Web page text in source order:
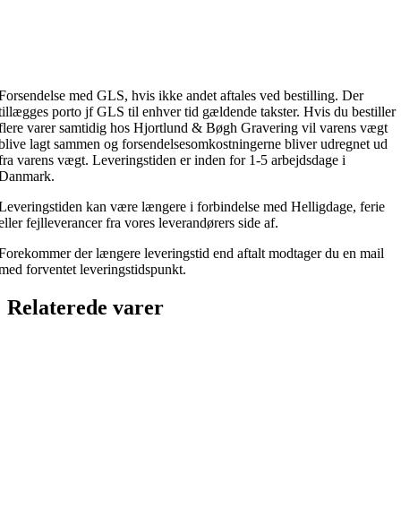
med GLS, hvis ikke andet aftales ved bestilling. Der
porto jf GLS til enhver tid gældende takster. Hvis du bestiller
varer samtidig hos Hjortlund & Bøgh Gravering vil varens vægt
lagt sammen og forsendelsesomkostningerne bliver udregnet ud
varens vægt. Leveringstiden er inden for 1-5 arbejdsdage i
kan være længere i forbindelse med Helligdage, ferie
fejlleverancer fra vores leverandørers side af.
der længere leveringstid end aftalt modtager du en mail
forventet leveringstidspunkt.
Relaterede varer